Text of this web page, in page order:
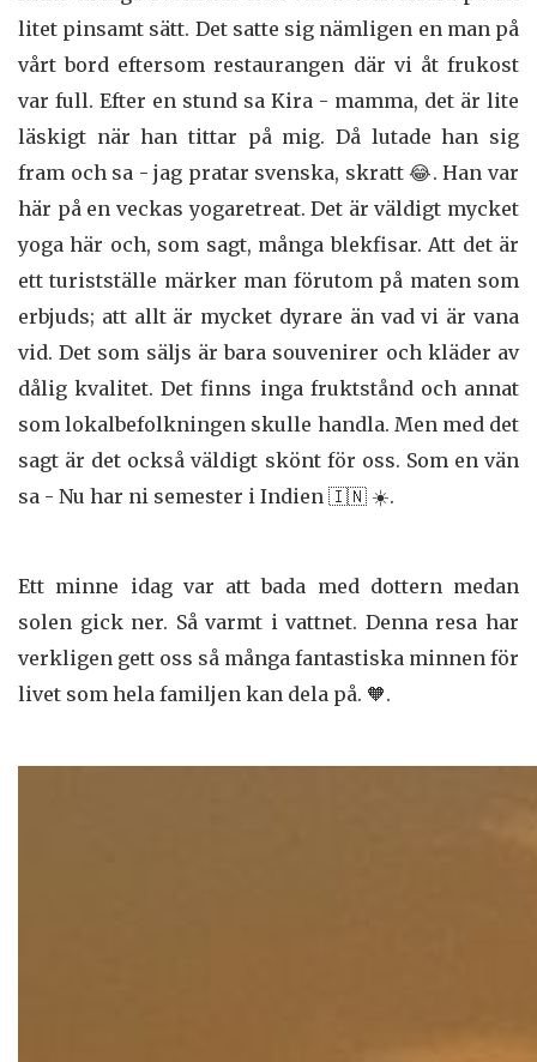
litet pinsamt sätt. Det satte sig nämligen en man på
vårt bord eftersom restaurangen där vi åt frukost
var full. Efter en stund sa Kira - mamma, det är lite
läskigt när han tittar på mig. Då lutade han sig
fram och sa - jag pratar svenska, skratt 😂. Han var
här på en veckas yogaretreat. Det är väldigt mycket
yoga här och, som sagt, många blekfisar. Att det är
ett turistställe märker man förutom på maten som
erbjuds; att allt är mycket dyrare än vad vi är vana
vid. Det som säljs är bara souvenirer och kläder av
dålig kvalitet. Det finns inga fruktstånd och annat
som lokalbefolkningen skulle handla. Men med det
sagt är det också väldigt skönt för oss. Som en vän
sa - Nu har ni semester i Indien 🇮🇳 ☀️.
Ett minne idag var att bada med dottern medan
solen gick ner. Så varmt i vattnet. Denna resa har
verkligen gett oss så många fantastiska minnen för
livet som hela familjen kan dela på. 🧡.